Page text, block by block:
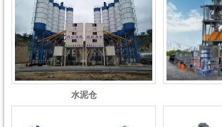
水泥仓